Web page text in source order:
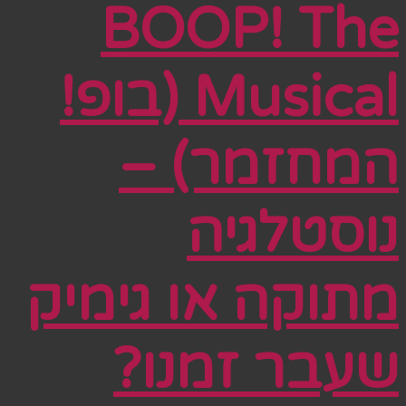
BOOP! The
Musical (בופ!
המחזמר) –
נוסטלגיה
מתוקה או גימיק
שעבר זמנו?